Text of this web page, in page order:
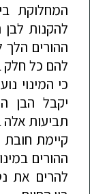
המחלוקת
להקנות
ההורים הלך
להם כל
כי המינוי
יקבל הבן
תביעות אלה
קיימת חובת
ההורים
להרים את